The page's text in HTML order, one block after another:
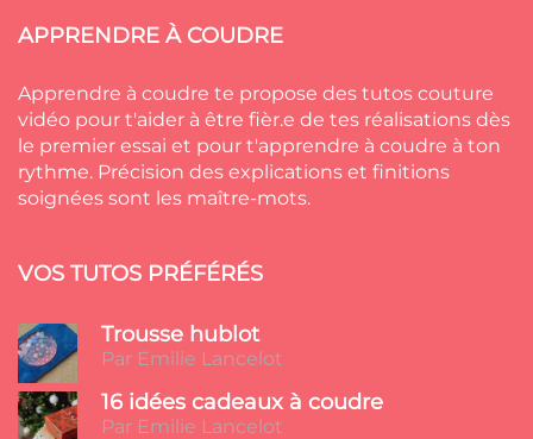
APPRENDRE À COUDRE
Apprendre à coudre te propose des tutos couture
vidéo pour t'aider à être fièr.e de tes réalisations dès
le premier essai et pour t'apprendre à coudre à ton
rythme. Précision des explications et finitions
soignées sont les maître-mots.
VOS TUTOS PRÉFÉRÉS
Trousse hublot
Par Emilie Lancelot
16 idées cadeaux à coudre
Par Emilie Lancelot